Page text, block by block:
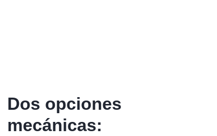
Dos opciones
mecánicas: